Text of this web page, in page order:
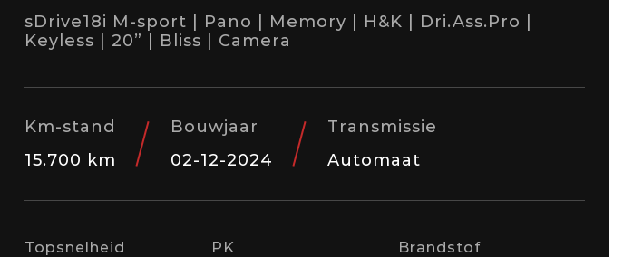
sDrive18i M-sport | Pano | Memory | H&K | Dri.Ass.Pro |
Keyless | 20” | Bliss | Camera
Km-stand
15.700 km
Bouwjaar
02-12-2024
Transmissie
Automaat
Topsnelheid
PK
Brandstof